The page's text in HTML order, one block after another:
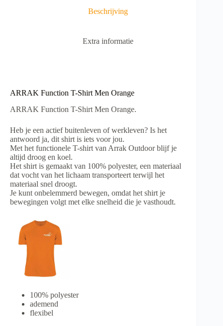
Beschrijving
Extra informatie
ARRAK Function T-Shirt Men Orange
ARRAK Function T-Shirt Men Orange.
Heb je een actief buitenleven of werkleven? Is het
antwoord ja, dit shirt is iets voor jou.
Met het functionele T-shirt van Arrak Outdoor blijf je
altijd droog en koel.
Het shirt is gemaakt van 100% polyester, een materiaal
dat vocht van het lichaam transporteert terwijl het
materiaal snel droogt.
Je kunt onbelemmerd bewegen, omdat het shirt je
bewegingen volgt met elke snelheid die je vasthoudt.
100% polyester
ademend
flexibel